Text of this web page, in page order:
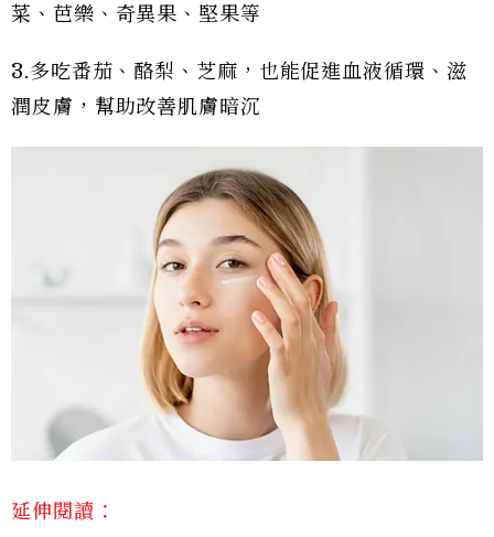
菜、芭樂、奇異果、堅果等
3.多吃番茄、酪梨、芝麻，也能促進血液循環、滋
潤皮膚，幫助改善肌膚暗沉
延伸閱讀：